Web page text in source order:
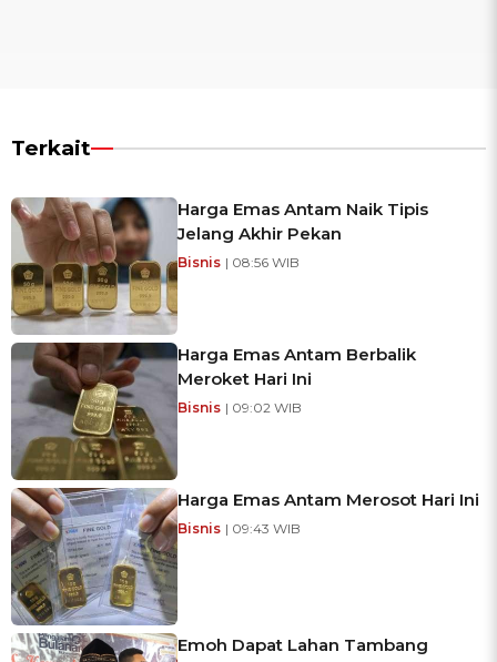
Terkait
Harga Emas Antam Naik Tipis
Jelang Akhir Pekan
Bisnis | 08:56 WIB
Harga Emas Antam Berbalik
Meroket Hari Ini
Bisnis | 09:02 WIB
Harga Emas Antam Merosot Hari Ini
Bisnis | 09:43 WIB
Emoh Dapat Lahan Tambang